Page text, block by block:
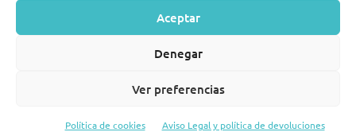
Aceptar
Denegar
Ver preferencias
Política de cookies Aviso Legal y política de devoluciones
Política de Privacidad| Cookies|Diseño y desarrollo web:
maximacomunicacion.es